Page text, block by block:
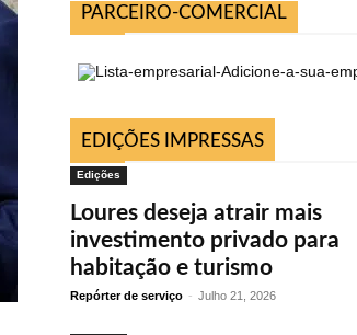
PARCEIRO-COMERCIAL
EDIÇÕES IMPRESSAS
Edições
Loures deseja atrair mais
investimento privado para
habitação e turismo
Repórter de serviço - Julho 21, 2026